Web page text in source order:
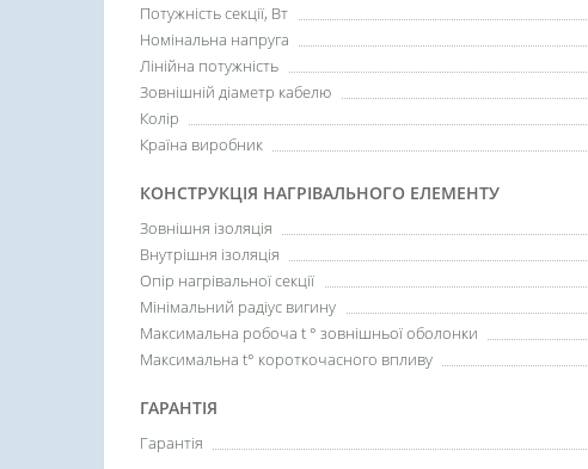
Потужність секції, Вт
Номінальна напруга
Лінійна потужність
Зовнішній діаметр кабелю
Колір
Країна виробник
КОНСТРУКЦІЯ НАГРІВАЛЬНОГО ЕЛЕМЕНТУ
Зовнішня ізоляція
Внутрішня ізоляція
Опір нагрівальної секції
Мінімальний радіус вигину
Максимальна робоча t ° зовнішньої оболонки
Максимальна t° короткочасного впливу
ГАРАНТІЯ
Гарантія